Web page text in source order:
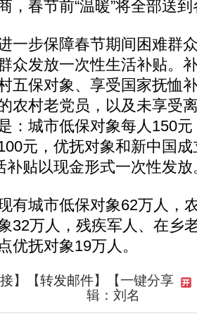
，春节前“温暖”将全部送
步保障春节期间困难群
众发放一次性生活补贴。
五保对象、享受国家抚恤
农村老党员，以及未享受
：城市低保对象每人150
元，优抚对象和新中国
补贴以现金形式一次性发放
城市低保对象62万人，
32万人，残疾军人、在乡
优抚对象19万人。
】【转发邮件】
【一键分享
辑：刘名